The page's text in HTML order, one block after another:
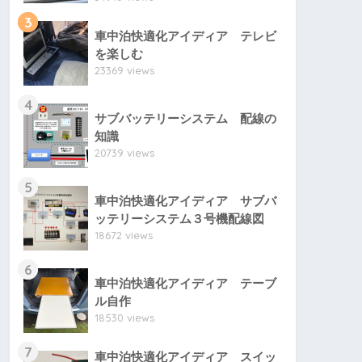
3
車中泊快適化アイディア テレビ
を楽しむ
23369 views
4
サブバッテリーシステム 配線の
知識
20739 views
5
車中泊快適化アイディア サブバ
ッテリーシステム３号機配線図
18672 views
6
車中泊快適化アイディア テーブ
ル自作
18530 views
7 車中泊快適化アイディア スイッ